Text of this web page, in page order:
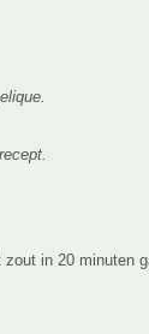
zout in 20 minuten